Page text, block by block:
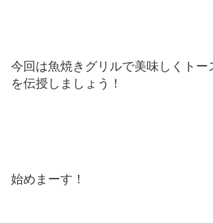
今回は魚焼きグリルで美味しくトー
を伝授しましょう！
始めまーす！